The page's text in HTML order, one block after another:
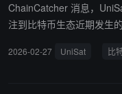
ChainCatcher 消息，
注到比特币生态近期发生
展，并将持续投入
2026-02-27 UniSat 比